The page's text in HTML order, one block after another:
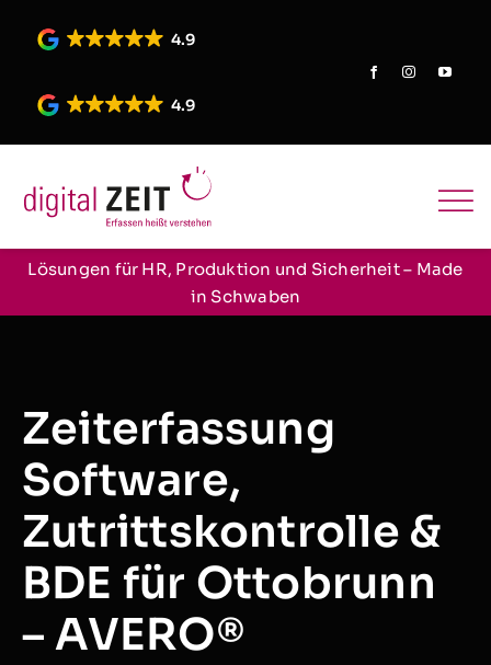
4.9
4.9
Lösungen für HR, Produktion und Sicherheit – Made
in Schwaben
Zeiterfassung
Software,
Zutrittskontrolle &
BDE für Ottobrunn
– AVERO®